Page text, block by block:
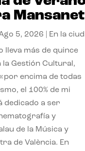
Mansanet
5, 2026 En la
lleva más de quince
la Gestión Cultural,
encima de todas
el 100% de mi
dedicado a ser
y
de la Música y
de València. En